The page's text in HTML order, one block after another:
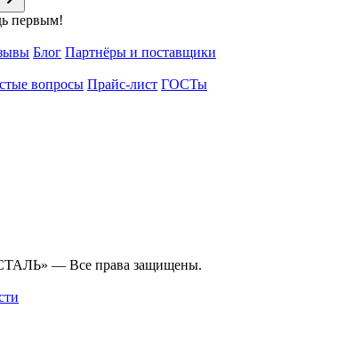
первым!
Блог Партнёры и поставщики
вопросы Прайс-лист ГОСТы
— Все права защищены.